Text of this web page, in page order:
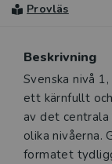
Provläs
Beskrivning
Svenska nivå
ett kärnfullt
av det
olika nivåerna.
formatet